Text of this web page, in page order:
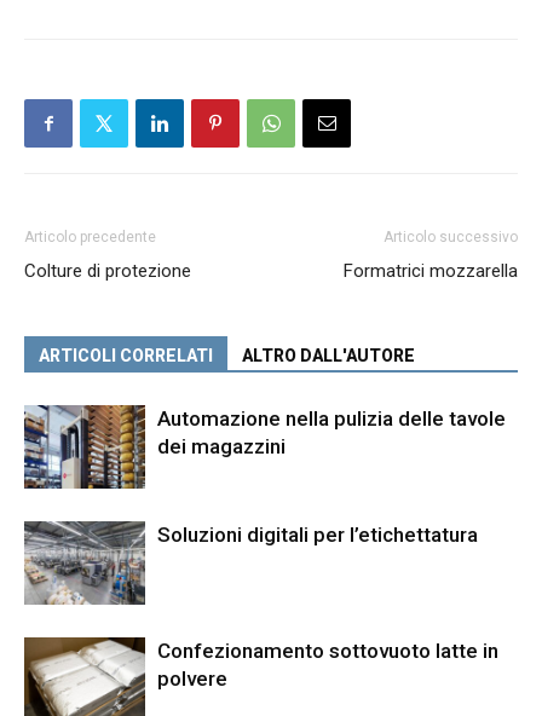
Articolo precedente
Colture di protezione
Articolo successivo
Formatrici mozzarella
ARTICOLI CORRELATI ALTRO DALL'AUTORE
Automazione nella pulizia delle tavole
dei magazzini
Soluzioni digitali per l’etichettatura
Confezionamento sottovuoto latte in
polvere